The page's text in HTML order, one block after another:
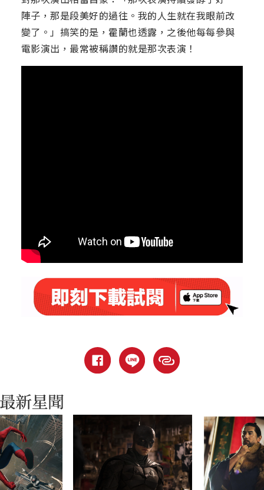
陣子，那是段美好的過往。我的人生就在我眼前改
變了。」搞笑的是，霍蘭也透露，之後他每每參與
電影演出，最常被稱讚的就是那次表演！